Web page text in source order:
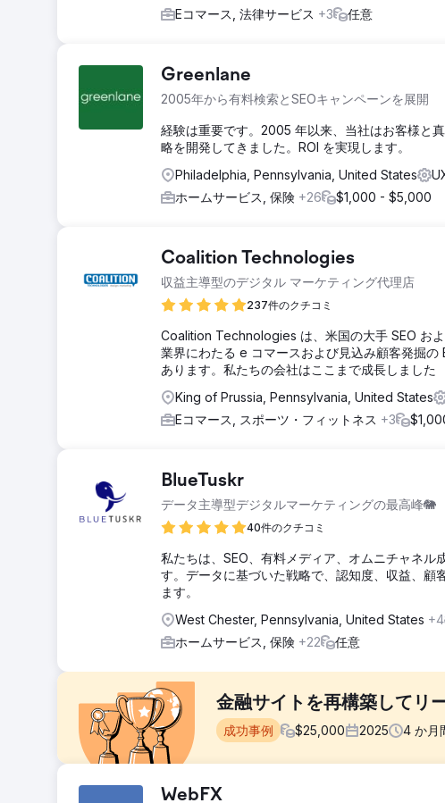
Eコマース, 法律サービス +3 任意
Greenlane
2005年から有料検索とSEOキャンペーンを展開
経験は重要です。2005 年以来、当社はお客様と
略を開発してきました。ROI を実現します。
Philadelphia, Pennsylvania, United States
ホームサービス, 保険 +26 $1,000 - $5,000
Coalition Technologies
収益主導型のデジタル マーケティング代理店
237件のクチコミ
Coalition Technologies は、米国の大手 SEO お
業界にわたる e コマースおよび見込み顧客発掘
あります。私たちの会社はここまで成長しました
King of Prussia, Pennsylvania, United States
Eコマース, スポーツ・フィットネス +3
BlueTuskr
データ主導型デジタルマーケティングの最高峰🐘
40件のクチコミ
私たちは、SEO、有料メディア、オムニチャネ
す。データに基づいた戦略で、認知度、収益、顧
ます。
West Chester, Pennsylvania, United States +4
ホームサービス, 保険 +22 任意
金融サイトを再構築してリ
成功事例 $25,000 2025 4 か月
課題
WebFX